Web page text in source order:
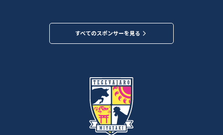
すべてのスポンサーを見る